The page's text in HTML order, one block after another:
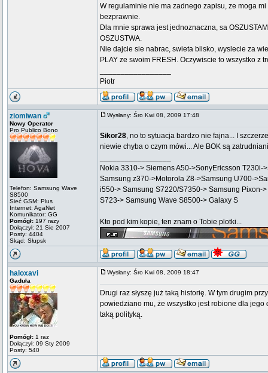
W regulaminie nie ma zadnego zapisu, ze moga
bezprawnie.
Dla mnie sprawa jest jednoznaczna, sa
OSZUSTWA.
Nie dajcie sie nabrac, swieta blisko, wyslecie za
PLAY ze swoim FRESH. Oczywiscie to wszystko
Piotr
ziomiwan
Nowy Operator
Pro Publico Bono
Telefon: Samsung Wave
S8500
Sieć GSM: Plus
Internet: AgaNet
Komunikator: GG
Pomógł: 197 razy
Dołączył: 21 Sie 2007
Posty: 4404
Skąd: Słupsk
Wysłany: Śro Kwi 08, 2009 17:48
Sikor28, no to sytuacja bardzo nie fajna... I
niewie chyba o czym mówi... Ale BOK są
Nokia 3310-> Siemens A50->SonyEricsson
Samsung z370->Motorola Z8->Samsung U700-
i550-> Samsung S7220/S7350-> Samsung Pixon-
S723-> Samsung Wave S8500-> Galaxy S
Kto pod kim kopie, ten znam o Tobie plotki...
haloxavi
Gaduła
Pomógł: 1 raz
Dołączył: 09 Sty 2009
Posty: 540
Wysłany: Śro Kwi 08, 2009 18:47
Drugi raz słyszę już taką historię. W tym drugim
powiedziano mu, że wszystko jest robione dla
taką polityką.